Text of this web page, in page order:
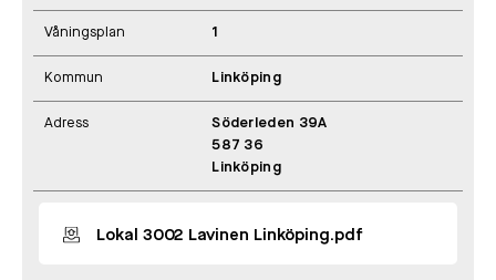
Våningsplan 1
Kommun Linköping
Adress
Söderleden 39A
587 36
Linköping
Lokal 3002 Lavinen Linköping.pdf